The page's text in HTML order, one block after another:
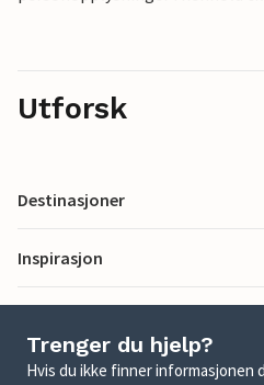
Utforsk
Destinasjoner
Inspirasjon
Trenger du hjelp?
Hvis du ikke finner informasjonen